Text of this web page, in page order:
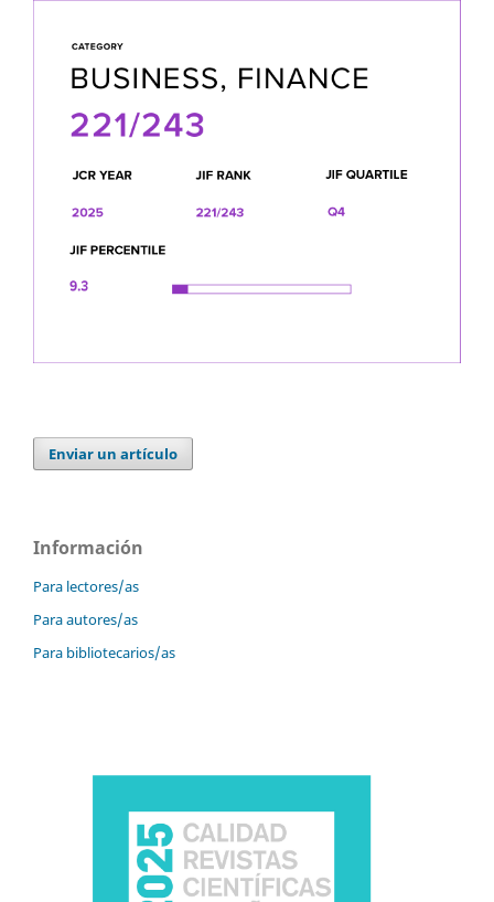
Enviar un artículo
Información
Para lectores/as
Para autores/as
Para bibliotecarios/as